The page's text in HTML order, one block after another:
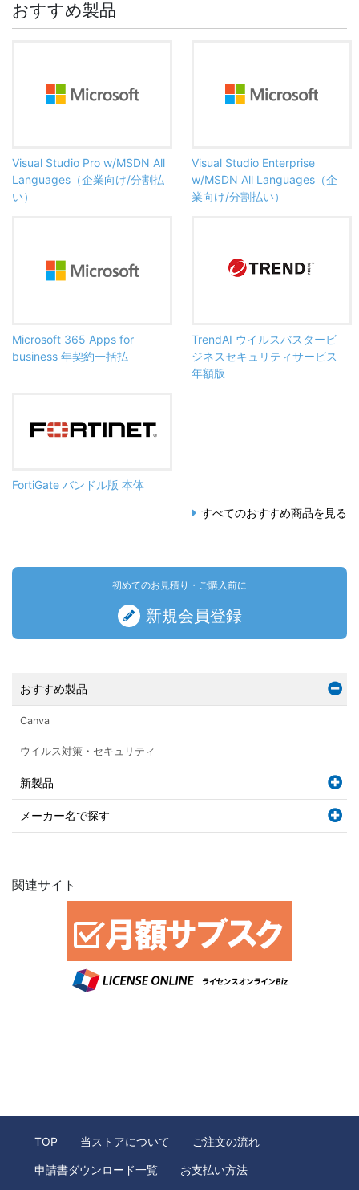
おすすめ製品
Visual Studio Pro w/MSDN All
Languages（企業向け/分割払
い）
Visual Studio Enterprise
w/MSDN All Languages（企
業向け/分割払い）
Microsoft 365 Apps for
business 年契約一括払
TrendAI ウイルスバスタービ
ジネスセキュリティサービス
年額版
FortiGate バンドル版 本体
すべてのおすすめ商品を見る
初めてのお見積り・ご購入前に
新規会員登録
おすすめ製品
Canva
ウイルス対策・セキュリティ
新製品
メーカー名で探す
関連サイト
TOP 当ストアについて ご注文の流れ
申請書ダウンロード一覧 お支払い方法